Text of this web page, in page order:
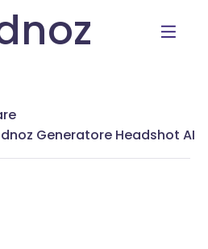
Generatore Headshot AI